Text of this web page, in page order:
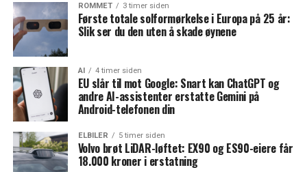
ROMMET 3 timer siden
Første totale solformørkelse i Europa på 25 år:
Slik ser du den uten å skade øynene
AI 4 timer siden
EU slår til mot Google: Snart kan ChatGPT og
andre AI-assistenter erstatte Gemini på
Android-telefonen din
ELBILER 5 timer siden
Volvo brøt LiDAR-løftet: EX90 og ES90-eiere får
18.000 kroner i erstatning